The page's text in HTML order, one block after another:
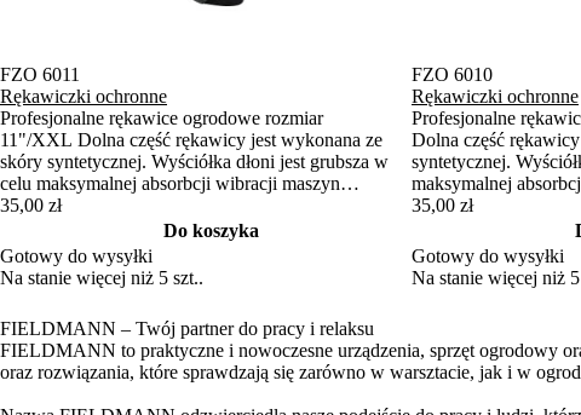
FZO 6011
Rękawiczki ochronne
Profesjonalne rękawice ogrodowe rozmiar
11"/XXL Dolna część rękawicy jest wykonana ze
skóry syntetycznej. Wyściółka dłoni jest grubsza w
celu maksymalnej absorbcji wibracji maszyn
silnikowych. Górna część jest wykonana z
elastycznego neoprenu, a palce są pokryte skórą
syntetyczną. Rękawiczki można również
przymocować za pomocą taśmy Velcro, co
zapobiegnie ich ślizganiu.
35,00 zł
Do koszyka
Gotowy do wysyłki
Na stanie więcej niż 5 szt..
FZO 6010
Rękawiczki ochronne
Profesjonalne
Dolna część
syntetycznej.
maksymalnej
silnikowych. Górna
elastycznego
syntetyczną.
przymocować za
zapobiegnie ich
35,00 zł
Gotowy do wysyłki
Na stanie więcej niż
FIELDMANN – Twój partner do pracy i relaksu
FIELDMANN to praktyczne i nowoczesne urządzenia, sprzęt ogrodowy
oraz rozwiązania, które sprawdzają się zarówno w warsztacie, jak i w